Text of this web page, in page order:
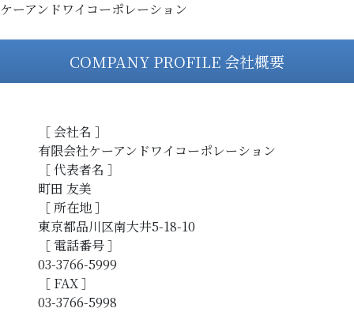
ケーアンドワイコーポレーション
COMPANY PROFILE 会社概要
［ 会社名 ］
有限会社ケーアンドワイコーポレーション
［ 代表者名 ］
町田 友美
［ 所在地 ］
東京都品川区南大井5-18-10
［ 電話番号 ］
03-3766-5999
［ FAX ］
03-3766-5998